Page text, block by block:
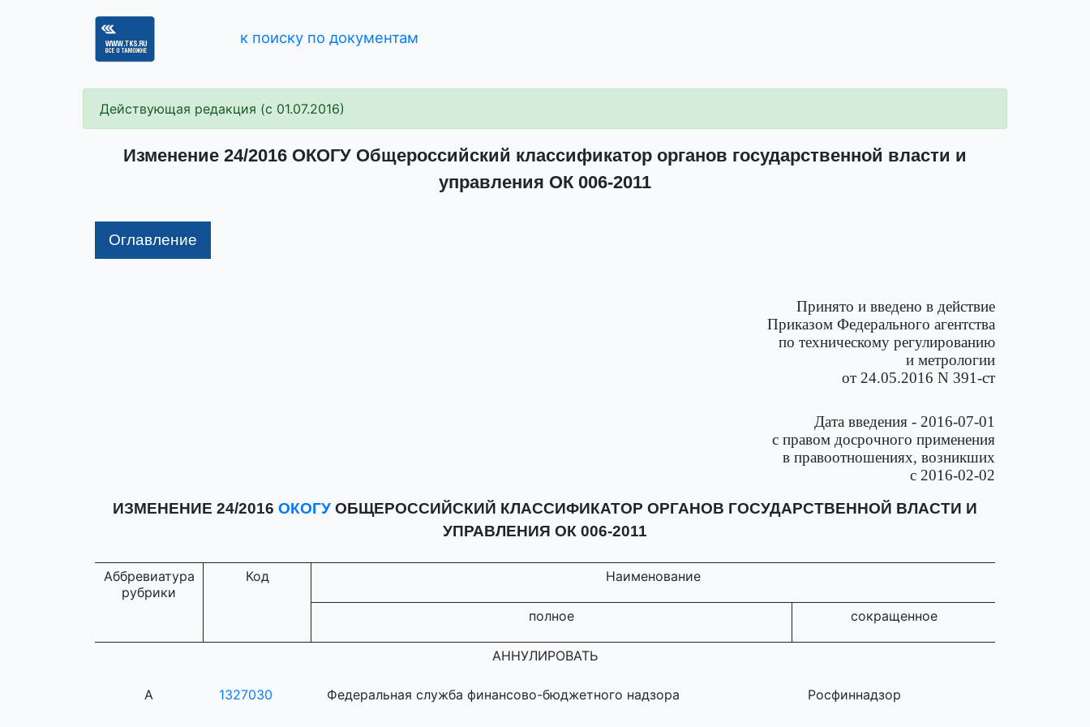
к поиску по документам
Действующая редакция (с 01.07.2016)
Изменение 24/2016 ОКОГУ Общероссийский классификатор органов государственной власти и
управления ОК 006-2011
Оглавление
Принято и введено в действие
Приказом Федерального агентства
по техническому регулированию
и метрологии
от 24.05.2016 N 391-ст
Дата введения - 2016-07-01
с правом досрочного применения
в правоотношениях, возникших
с 2016-02-02
ИЗМЕНЕНИЕ 24/2016 ОКОГУ ОБЩЕРОССИЙСКИЙ КЛАССИФИКАТОР ОРГАНОВ ГОСУДАРСТВЕННОЙ ВЛАСТИ И
УПРАВЛЕНИЯ ОК 006-2011
Аббревиатура
рубрики
Код Наименование
полное сокращенное
АННУЛИРОВАТЬ
А 1327030 Федеральная служба финансово-бюджетного надзора Росфиннадзор